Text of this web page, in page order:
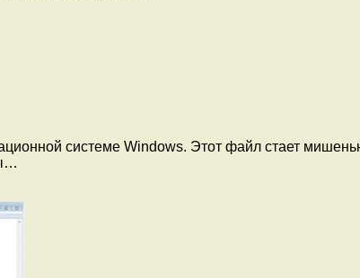
системе Windows. Этот файл стает